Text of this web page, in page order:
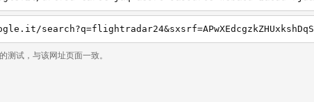
测试，与该网址页面一致。